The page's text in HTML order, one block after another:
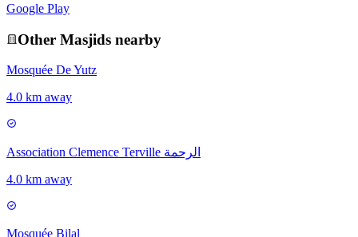
Google Play
Other Masjids nearby
Mosquée De Yutz
4.0 km away
Association Clemence Terville الرحمة
4.0 km away
Mosquée Bilal